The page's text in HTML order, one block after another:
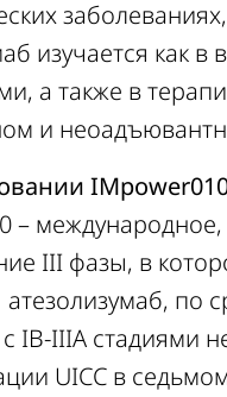
изучается как
а также в
и
–
III фазы, в
по
IB-IIIA стадиями
UICC в